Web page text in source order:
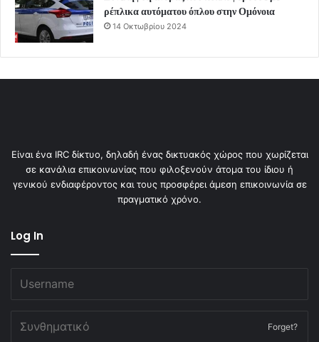
ρέπλικα αυτόματου όπλου στην Ομόνοια
14 Οκτωβρίου 2024
Είναι ένα IRC δίκτυο, δηλαδή ένας δικτυακός χώρος που χωρίζεται
σε κανάλια επικοινωνίας που φιλοξενούν άτομα του ίδιου ή
γενικού ενδιαφέροντος και τους προσφέρει άμεση επικοινωνία σε
πραγματικό χρόνο.
Log In
Forget?